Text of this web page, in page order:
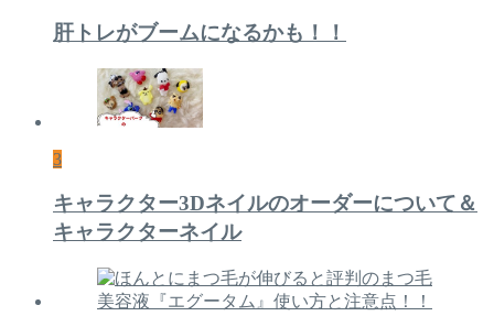
肝トレがブームになるかも！！
3
キャラクター3Dネイルのオーダーについて＆
キャラクターネイル